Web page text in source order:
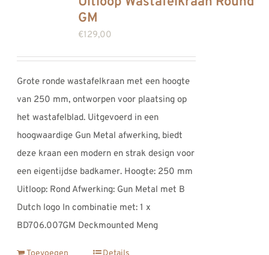
GM
€129,00
Grote ronde wastafelkraan met een hoogte
van 250 mm, ontworpen voor plaatsing op
het wastafelblad. Uitgevoerd in een
hoogwaardige Gun Metal afwerking, biedt
deze kraan een modern en strak design voor
een eigentijdse badkamer. Hoogte: 250 mm
Uitloop: Rond Afwerking: Gun Metal met B
Dutch logo In combinatie met: 1 x
BD706.007GM Deckmounted Meng